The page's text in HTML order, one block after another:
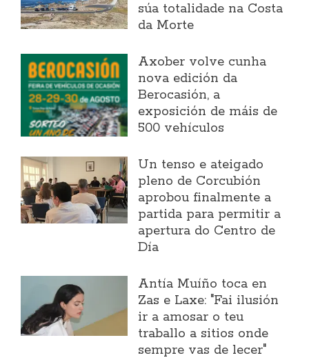
súa totalidade na Costa
da Morte
Axober volve cunha
nova edición da
Berocasión, a
exposición de máis de
500 vehículos
Un tenso e ateigado
pleno de Corcubión
aprobou finalmente a
partida para permitir a
apertura do Centro de
Día
Antía Muíño toca en
Zas e Laxe: "Fai ilusión
ir a amosar o teu
traballo a sitios onde
sempre vas de lecer"